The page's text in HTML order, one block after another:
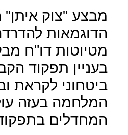
מבצע "צוק איתן"
הדוגמאות
מטיוטות דו"ח
בעניין תפקוד
ביטחוני לקראת
המלחמה בעזה
המחדלים